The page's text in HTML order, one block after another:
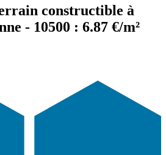
constructible à
- 10500 : 6.87 €/m²